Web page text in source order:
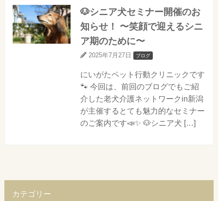
🐶シニア犬セミナー開催のお
知らせ！ 〜笑顔で迎えるシニ
ア期のために〜
2025年7月27日 ブログ
にいがたペット行動クリニックです
🐾 今回は、前回のブログでもご紹
介した老犬介護ネットワークin新潟
が主催するとても魅力的なセミナー
のご案内です📣✨ 🐶シニア犬 […]
カテゴリー